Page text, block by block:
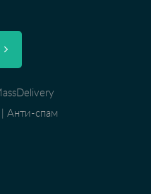
Анти-спам